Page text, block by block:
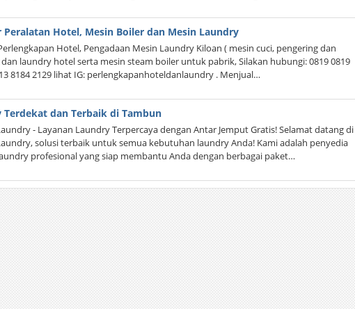
Peralatan Hotel, Mesin Boiler dan Mesin Laundry
Hotel, Pengadaan Mesin Laundry Kiloan ( mesin cuci, pengering dan
laundry hotel serta mesin steam boiler untuk pabrik, Silakan hubungi: 0819 0819
8184 2129 lihat IG: perlengkapanhoteldanlaundry . Menjual…
Terdekat dan Terbaik di Tambun
- Layanan Laundry Terpercaya dengan Antar Jemput Gratis! Selamat datang di
solusi terbaik untuk semua kebutuhan laundry Anda! Kami adalah penyedia
profesional yang siap membantu Anda dengan berbagai paket…